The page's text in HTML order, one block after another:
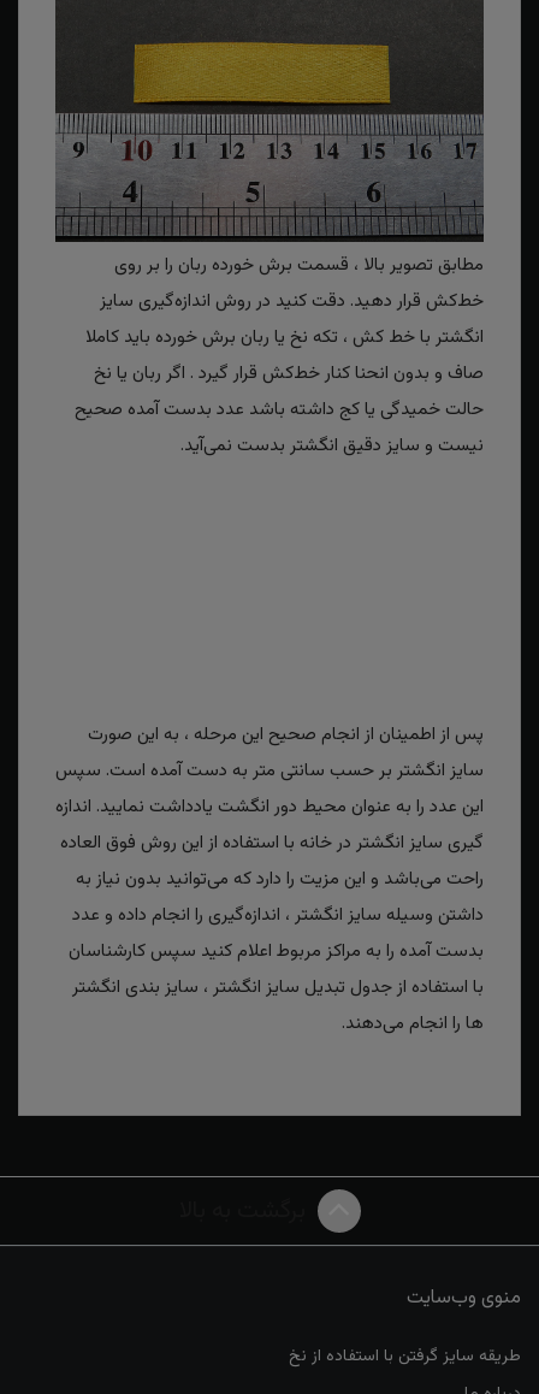
مطابق تصویر بالا ، قسمت برش خورده ربان را بر روی
خط‌کش قرار دهید. دقت کنید در روش اندازه‌گیری سایز
انگشتر با خط کش ، تکه نخ یا ربان برش خورده باید کاملا
صاف و بدون انحنا کنار خط‌کش قرار گیرد . اگر ربان یا نخ
حالت خمیدگی یا کج داشته باشد عدد بدست آمده صحیح
نیست و سایز دقیق انگشتر بدست نمی‌آید.
پس از اطمینان از انجام صحیح این مرحله ، به این صورت
سایز انگشتر بر حسب سانتی متر به دست آمده است. سپس
این عدد را به عنوان محیط دور انگشت یادداشت نمایید. اندازه
گیری سایز انگشتر در خانه با استفاده از این روش فوق العاده
راحت می‌باشد و این مزیت را دارد که می‌توانید بدون نیاز به
داشتن وسیله سایز انگشتر ، اندازه‌گیری را انجام داده و عدد
بدست آمده را به مراکز مربوط اعلام کنید سپس کارشناسان
با استفاده از جدول تبدیل سایز انگشتر ، سایز بندی انگشتر
ها را انجام می‌دهند.
منوی وب‌سایت
طریقه سایز گرفتن با استفاده از نخ